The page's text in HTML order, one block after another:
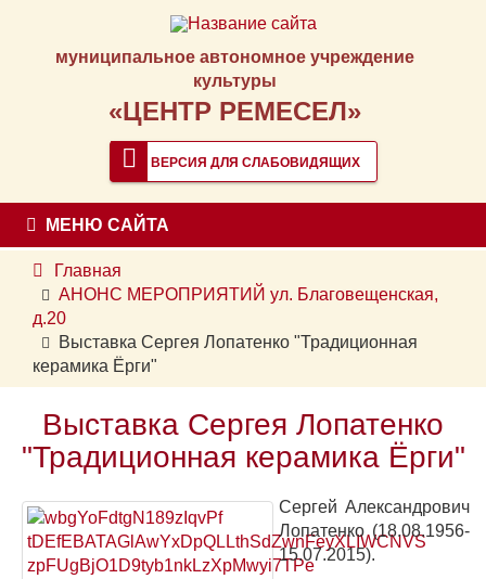
муниципальное автономное учреждение
культуры
«ЦЕНТР РЕМЕСЕЛ»
ВЕРСИЯ ДЛЯ СЛАБОВИДЯЩИХ
МЕНЮ САЙТА
Главная
АНОНС МЕРОПРИЯТИЙ ул. Благовещенская,
д.20
Выставка Сергея Лопатенко "Традиционная
керамика Ёрги"
Выставка Сергея Лопатенко
"Традиционная керамика Ёрги"
Сергей Александрович
Лопатенко (18.08.1956-
15.07.2015).